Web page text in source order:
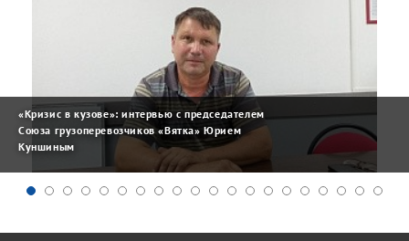
«Кризис в кузове»: интервью с председателем
Союза грузоперевозчиков «Вятка» Юрием
Куншиным